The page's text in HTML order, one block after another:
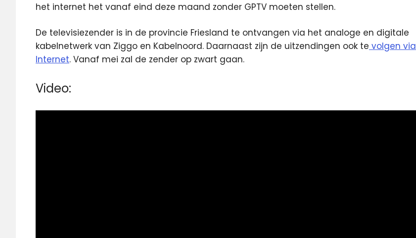
het internet het vanaf eind deze maand zonder GPTV moeten stellen.
De televisiezender is in de provincie Friesland te ontvangen via het analoge en digitale
kabelnetwerk van Ziggo en Kabelnoord. Daarnaast zijn de uitzendingen ook te volgen via
Internet. Vanaf mei zal de zender op zwart gaan.
Video: